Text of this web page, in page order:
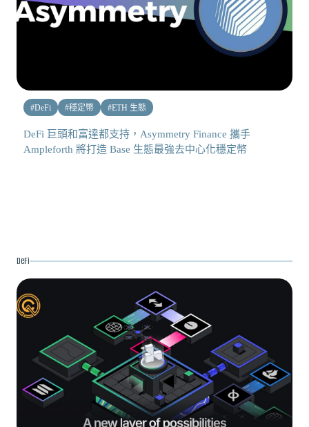
#DeFi #穩定幣 #ETH 生態
DeFi 巨頭和富達都支持，Asymmetry Finance 攜手
Ampleforth 將打造 Base 生態最強去中心化穩定幣
DeFi